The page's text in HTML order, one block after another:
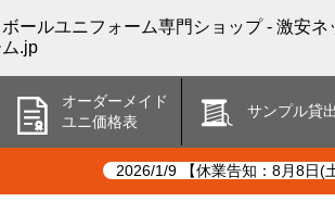
ールユニフォーム専門ショップ - 激安ネ
.jp
オーダーメイド
ユニ価格表
サンプル貸出
2026/1/9 【休業告知：8月8日(